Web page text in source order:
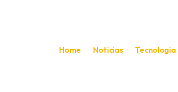
Home Noticias Tecnologia